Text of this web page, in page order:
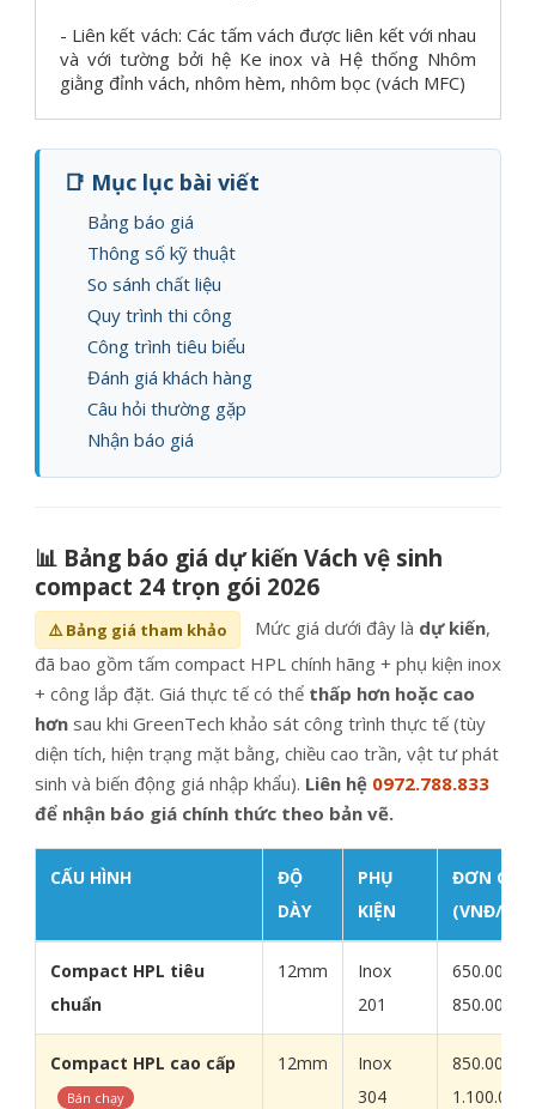
- Liên kết vách: Các tấm vách được liên kết với nhau
và với tường bởi hệ Ke inox và Hệ thống Nhôm
giằng đỉnh vách, nhôm hèm, nhôm bọc (vách MFC)
📑 Mục lục bài viết
Bảng báo giá
Thông số kỹ thuật
So sánh chất liệu
Quy trình thi công
Công trình tiêu biểu
Đánh giá khách hàng
Câu hỏi thường gặp
Nhận báo giá
📊 Bảng báo giá dự kiến Vách vệ sinh
compact 24 trọn gói 2026
⚠️ Bảng giá tham khảo Mức giá dưới đây là dự kiến,
đã bao gồm tấm compact HPL chính hãng + phụ kiện inox
+ công lắp đặt. Giá thực tế có thể thấp hơn hoặc cao
hơn sau khi GreenTech khảo sát công trình thực tế (tùy
diện tích, hiện trạng mặt bằng, chiều cao trần, vật tư phát
sinh và biến động giá nhập khẩu). Liên hệ 0972.788.833
để nhận báo giá chính thức theo bản vẽ.
Bảng giá Vách vệ sinh compact 24 trọn gói theo m² và
CẤU HÌNH
ĐỘ
DÀY
PHỤ
KIỆN
ĐƠN GIÁ
(VNĐ/M²)
Compact HPL tiêu
chuẩn
12mm
Inox
201
650.000 -
850.000 đ
Compact HPL cao cấp
Bán chạy
12mm
Inox
304
850.000 -
1.100.000